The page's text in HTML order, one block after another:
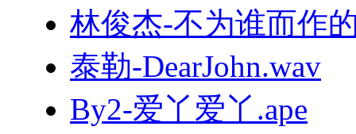
林俊杰-不为谁而作
泰勒-DearJohn.wav
By2-爱丫爱丫.ape